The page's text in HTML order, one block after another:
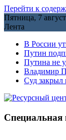
Перейти к
Пятница, 7
Лента
В России
Путин
Путина не
Владимир
Cуд
Специальная